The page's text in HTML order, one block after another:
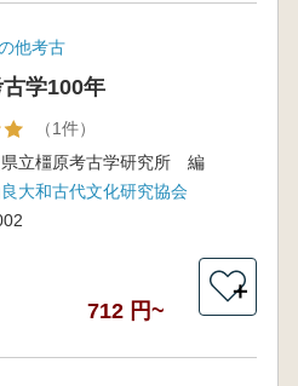
他考古
学100年
（1件）
立橿原考古学研究所 編
大和古代文化研究協会
712 円~
＋